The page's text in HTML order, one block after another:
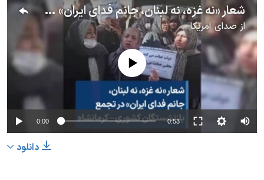
شعار «نه غزه، نه لبنان، جانم فدای ایران» در تجمع بازنشستگان کشوری – کرمانشاه
ازصدای آمریکا
No media source currently available
0:00 0:53
دانلود